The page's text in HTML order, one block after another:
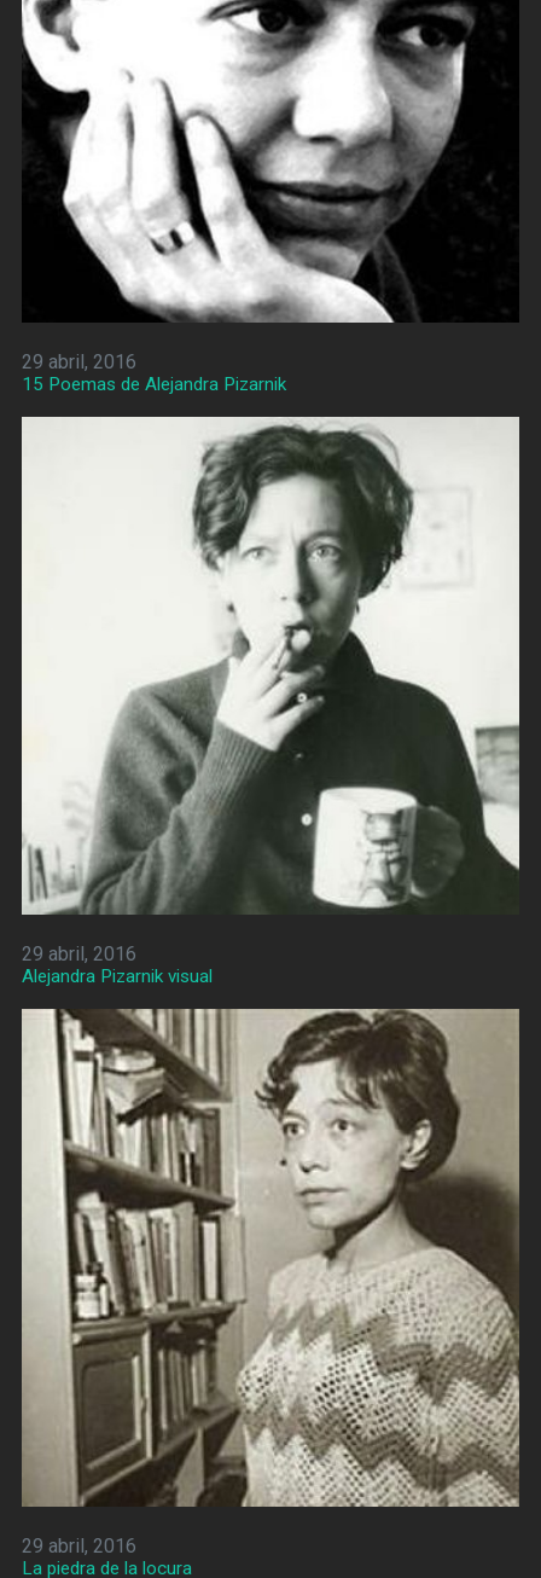
29 abril, 2016
15 Poemas de Alejandra Pizarnik
29 abril, 2016
Alejandra Pizarnik visual
29 abril, 2016
La piedra de la locura